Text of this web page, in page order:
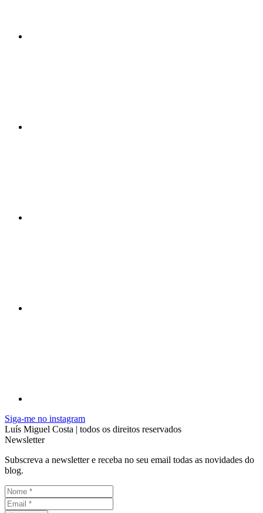
Siga-me no instagram
Luís Miguel Costa | todos os direitos reservados
Newsletter
Subscreva a newsletter e receba no seu email todas as novidades do
blog.